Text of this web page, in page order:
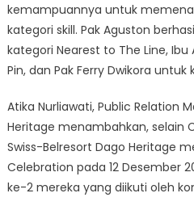
kemampuannya untuk
kategori skill. Pak Aguston
kategori Nearest to The Line,
Pin, dan Pak Ferry Dwikora
Atika Nurliawati, Public Relation
Heritage menambahkan, selain
Swiss-Belresort Dago Heritage
Celebration pada 12 Desember
ke-2 mereka yang diikuti oleh